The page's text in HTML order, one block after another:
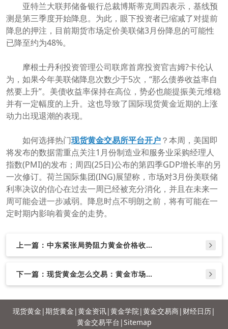
亚特兰大联邦储备银行总裁博斯蒂克周四表示，基线预
测是第三季度开始降息。为此，眼下投资者已缩减了对提前
降息的押注，目前期货市场定价美联储3月份降息的可能性
已降至约为48%。
摩根士丹利投资管理公司联席首席投资官吉姆?卡伦认
为，如果今年美联储降息次数少于5次，“那么债券收益率自
然要上升”。美债收益率保持在高位，势必也能提振美元维稳
并有一定幅度的上升。这也导致了国际现货黄金近期的上涨
动力出现退潮的表现。
如何选择热门现货黄金交易所平台开户？本周，美国即
将发布的数据需重点关注1月份制造业和服务业采购经理人
指数(PMI)的发布；周四(25日)公布的第四季GDP增长率的另
一次修订。荷兰国际集团(ING)展望称，市场对3月份美联储
利率决议的信心在过去一周已经被充分消化，并且在未来一
周可能会进一步减弱。降息时点不明朗之前，将有可能在一
定时期内影响着黄金的走势。
上一篇：中东紧张局势阻力黄金价格收复
部分失地
下一篇：现货黄金怎么交易：黄金市场继
续窄幅盘整 降息的可能性下降
现货黄金 |期货黄金 |黄金资讯|黄金学院|黄金交易商| 财经日历|
黄金交易平台 |Sitemap